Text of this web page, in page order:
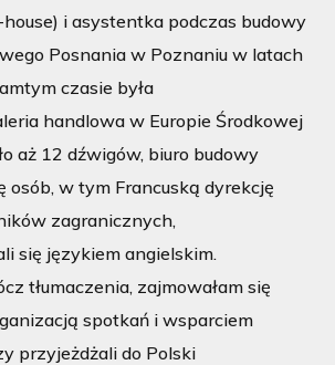
i asystentka podczas budowy
Posnania w Poznaniu w latach
czasie była
handlowa w Europie Środkowej
aż 12 dźwigów, biuro budowy
osób, w tym Francuską dyrekcję
zagranicznych,
się językiem angielskim.
tłumaczenia, zajmowałam się
spotkań i wsparciem
przyjeżdżali do Polski